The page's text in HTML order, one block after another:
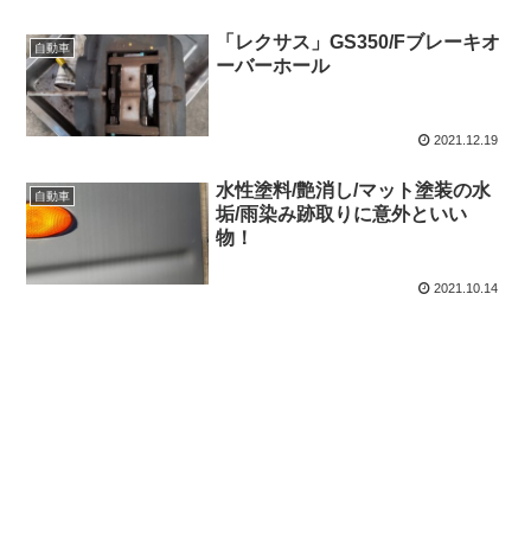
自動車
「レクサス」GS350/Fブレーキオ
ーバーホール
2021.12.19
自動車
水性塗料/艶消し/マット塗装の水
垢/雨染み跡取りに意外といい
物！
2021.10.14